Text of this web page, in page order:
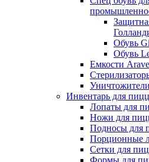
Обувь
Обувь
Емкости
Инвентарь для
Лопаты для
Ножи для
Подносы для
Порционные
Сетки для
Формы для